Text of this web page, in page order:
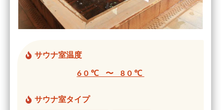
サウナ室温度
60℃ 〜 80℃
サウナ室タイプ